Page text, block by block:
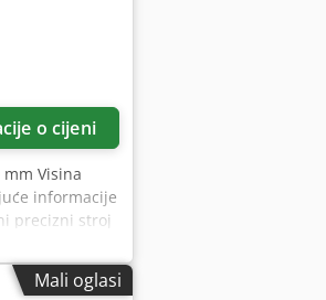
o cijeni
Visina
informacije
precizni stroj
2000
Radna
okomito
Mali oglasi